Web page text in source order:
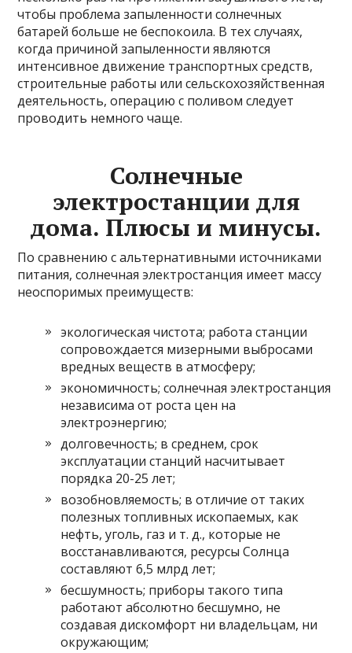
чтобы проблема запыленности солнечных
батарей больше не беспокоила. В тех случаях,
когда причиной запыленности являются
интенсивное движение транспортных средств,
строительные работы или сельскохозяйственная
деятельность, операцию с поливом следует
проводить немного чаще.
Солнечные
электростанции для
дома. Плюсы и минусы.
По сравнению с альтернативными источниками
питания, солнечная электростанция имеет массу
неоспоримых преимуществ:
экологическая чистота; работа станции
сопровождается мизерными выбросами
вредных веществ в атмосферу;
экономичность; солнечная электростанция
независима от роста цен на
электроэнергию;
долговечность; в среднем, срок
эксплуатации станций насчитывает
порядка 20-25 лет;
возобновляемость; в отличие от таких
полезных топливных ископаемых, как
нефть, уголь, газ и т. д., которые не
восстанавливаются, ресурсы Солнца
составляют 6,5 млрд лет;
бесшумность; приборы такого типа
работают абсолютно бесшумно, не
создавая дискомфорт ни владельцам, ни
окружающим;